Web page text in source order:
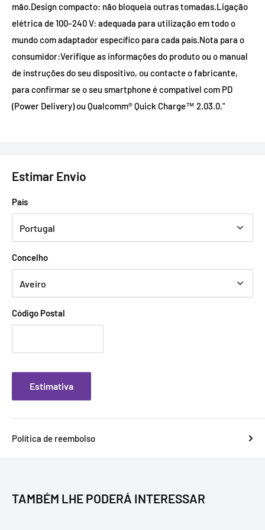
mão.Design compacto: não bloqueia outras tomadas.Ligação
elétrica de 100–240 V: adequada para utilização em todo o
mundo com adaptador específico para cada país.Nota para o
consumidor:Verifique as informações do produto ou o manual
de instruções do seu dispositivo, ou contacte o fabricante,
para confirmar se o seu smartphone é compatível com PD
(Power Delivery) ou Qualcomm® Quick Charge™ 2.03.0."
Estimar Envio
País
Concelho
Código Postal
Estimativa
Política de reembolso
TAMBÉM LHE PODERÁ INTERESSAR